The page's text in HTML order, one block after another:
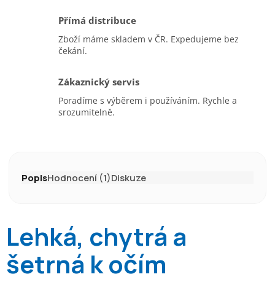
Přímá distribuce
Zboží máme skladem v ČR. Expedujeme bez
čekání.
Zákaznický servis
Poradíme s výběrem i používáním. Rychle a
srozumitelně.
PopisHodnocení (1)Diskuze
Lehká, chytrá a
šetrná k očím